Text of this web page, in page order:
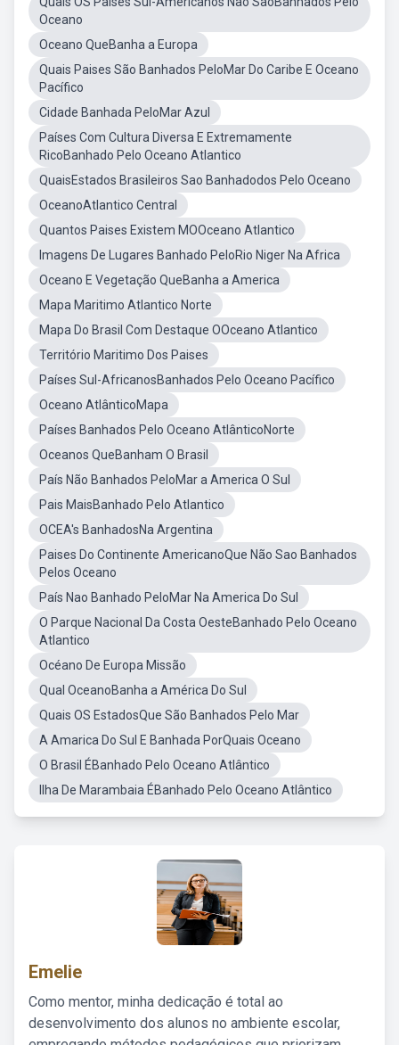
Oceano
Oceano QueBanha a Europa
Quais Paises São Banhados PeloMar Do Caribe E Oceano
Pacífico
Cidade Banhada PeloMar Azul
Países Com Cultura Diversa E Extremamente
RicoBanhado Pelo Oceano Atlantico
QuaisEstados Brasileiros Sao Banhadodos Pelo Oceano
OceanoAtlantico Central
Quantos Paises Existem MOOceano Atlantico
Imagens De Lugares Banhado PeloRio Niger Na Africa
Oceano E Vegetação QueBanha a America
Mapa Maritimo Atlantico Norte
Mapa Do Brasil Com Destaque OOceano Atlantico
Território Maritimo Dos Paises
Países Sul-AfricanosBanhados Pelo Oceano Pacífico
Oceano AtlânticoMapa
Países Banhados Pelo Oceano AtlânticoNorte
Oceanos QueBanham O Brasil
País Não Banhados PeloMar a America O Sul
Pais MaisBanhado Pelo Atlantico
OCEA's BanhadosNa Argentina
Paises Do Continente AmericanoQue Não Sao Banhados
Pelos Oceano
País Nao Banhado PeloMar Na America Do Sul
O Parque Nacional Da Costa OesteBanhado Pelo Oceano
Atlantico
Océano De Europa Missão
Qual OceanoBanha a América Do Sul
Quais OS EstadosQue São Banhados Pelo Mar
A Amarica Do Sul E Banhada PorQuais Oceano
O Brasil ÉBanhado Pelo Oceano Atlântico
Ilha De Marambaia ÉBanhado Pelo Oceano Atlântico
Emelie
Como mentor, minha dedicação é total ao
desenvolvimento dos alunos no ambiente escolar,